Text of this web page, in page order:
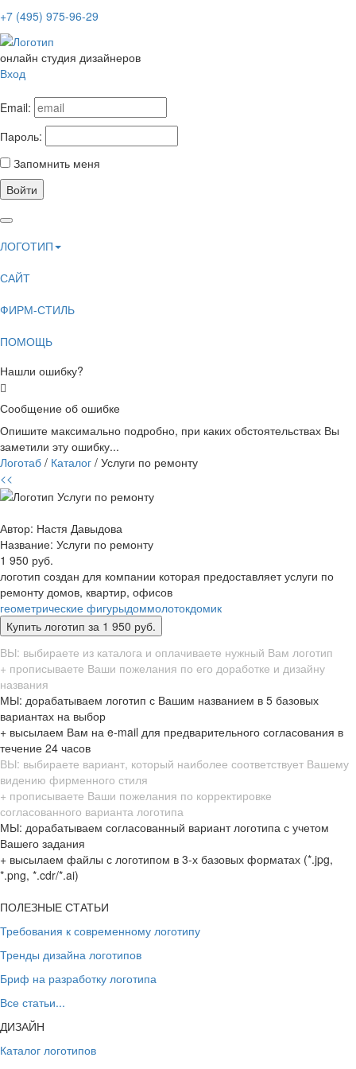
+7 (495) 975-96-29
онлайн студия дизайнеров
Вход
Email:
Пароль:
Запомнить меня
Войти
ЛОГОТИП
САЙТ
ФИРМ-СТИЛЬ
ПОМОЩЬ
Нашли ошибку?
Сообщение об ошибке
Опишите максимально подробно, при каких обстоятельствах Вы
заметили эту ошибку...
Логотаб / Каталог / Услуги по ремонту
<<
Автор: Настя Давыдова
Название: Услуги по ремонту
1 950 руб.
логотип создан для компании которая предоставляет услуги по
ремонту домов, квартир, офисов
геометрические фигурыдоммолотокдомик
ВЫ: выбираете из каталога и оплачиваете нужный Вам логотип
+ прописываете Ваши пожелания по его доработке и дизайну
названия
МЫ: дорабатываем логотип с Вашим названием в 5 базовых
вариантах на выбор
+ высылаем Вам на e-mail для предварительного согласования в
течение 24 часов
ВЫ: выбираете вариант, который наиболее соответствует Вашему
видению фирменного стиля
+ прописываете Ваши пожелания по корректировке
согласованного варианта логотипа
МЫ: дорабатываем согласованный вариант логотипа с учетом
Вашего задания
+ высылаем файлы с логотипом в 3-х базовых форматах (*.jpg,
*.png, *.cdr/*.ai)
ПОЛЕЗНЫЕ СТАТЬИ
Требования к современному логотипу
Тренды дизайна логотипов
Бриф на разработку логотипа
Все статьи...
ДИЗАЙН
Каталог логотипов